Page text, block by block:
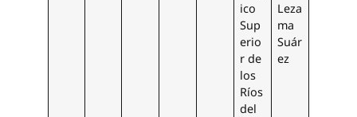
ico
Sup
erio
r de
los
Ríos
del
Leza
ma
Suár
ez